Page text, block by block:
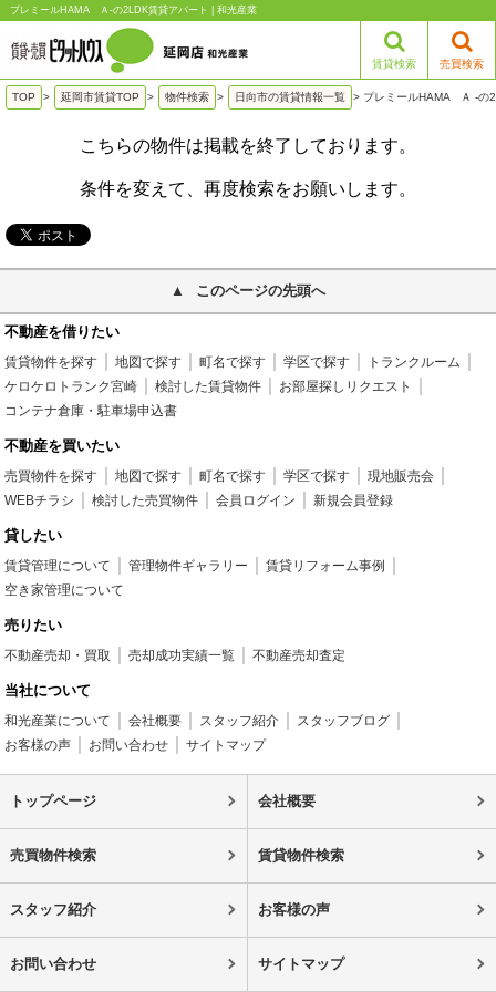
プレミールHAMA Ａ-の2LDK賃貸アパート | 和光産業
賃貸検索 売買検索
TOP > 延岡市賃貸TOP > 物件検索 > 日向市の賃貸情報一覧 > プレミールHAMA Ａ -の
こちらの物件は掲載を終了しております。
条件を変えて、再度検索をお願いします。
このページの先頭へ
不動産を借りたい
賃貸物件を探す 地図で探す 町名で探す 学区で探す
トランクルーム
ケロケロトランク宮崎
検討した賃貸物件
お部屋探しリクエスト
コンテナ倉庫・駐車場申込書
不動産を買いたい
売買物件を探す 地図で探す 町名で探す 学区で探す
現地販売会
WEBチラシ
検討した売買物件 会員ログイン 新規会員登録
貸したい
賃貸管理について 管理物件ギャラリー
賃貸リフォーム事例
空き家管理について
売りたい
不動産売却・買取 売却成功実績一覧 不動産売却査定
当社について
和光産業について 会社概要 スタッフ紹介
スタッフブログ
お客様の声
お問い合わせ サイトマップ
トップページ 会社概要
売買物件検索 賃貸物件検索
スタッフ紹介 お客様の声
お問い合わせ サイトマップ